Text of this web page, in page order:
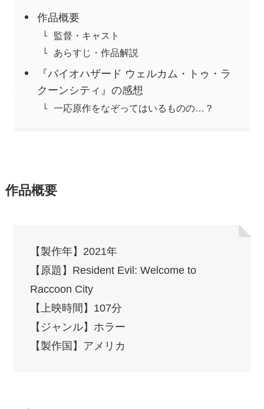
作品概要
監督・キャスト
あらすじ・作品解説
『バイオハザード ウェルカム・トゥ・ラ
クーンシティ』の感想
一応原作をなぞってはいるものの…？
作品概要
【製作年】2021年
【原題】Resident Evil: Welcome to
Raccoon City
【上映時間】107分
【ジャンル】ホラー
【製作国】アメリカ